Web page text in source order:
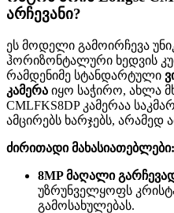
არჩევანი?
ეს მოდელი გამოირჩევა
ჰორიზონტალური ხედვის
რამდენიმე სტანდარტული
კამერა იყო საჭირო, ახლა
CMLFKS8DP კამერაა
ამცირებს ხარჯებს, არამედ
ძირითადი მახასიათებლები:
8MP მაღალი
უზრუნველყოფს
გამოსახულებას.